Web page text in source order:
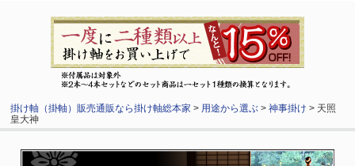
掛け軸（掛軸）販売通販なら掛け軸総本家 > 用途から選ぶ >神事掛け > 天照
皇大神